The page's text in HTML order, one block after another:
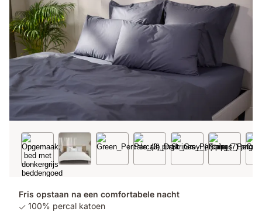
Fris opstaan na een comfortabele nacht
100% percal katoen